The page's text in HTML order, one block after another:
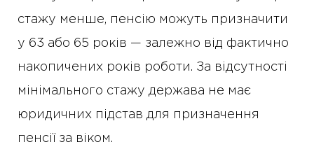
стажу менше, пенсію можуть призначити
у 63 або 65 років — залежно від фактично
накопичених років роботи. За відсутності
мінімального стажу держава не має
юридичних підстав для призначення
пенсії за віком.